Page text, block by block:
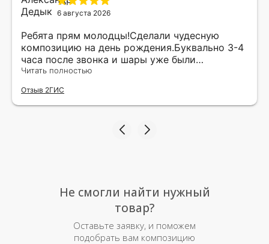
6 августа 2026
Ребята прям молодцы!Сделали чудесную
композицию на день рождения.Буквально 3-4
часа после звонка и шары уже были
доставлены мне по адресу.Качество
рада.
Читать полностью
Отзыв 2ГИС
Не смогли найти нужный
товар?
Оставьте заявку, и поможем
подобрать вам композицию